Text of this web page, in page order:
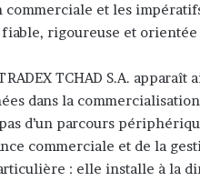
commerciale et les
rigoureuse et orientée
TCHAD S.A. apparaît
dans la
d’un parcours
commerciale et de la
: elle installe à la